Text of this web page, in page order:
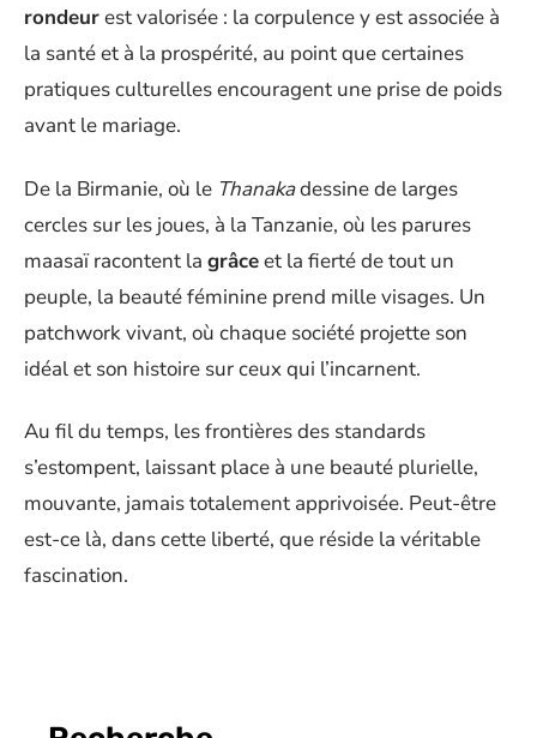
rondeurest valorisée : la corpulence y est associée à
la santé et à la prospérité, au point que certaines
pratiques culturelles encouragent une prise de poids
avant le mariage.
De la Birmanie, où le Thanakadessine de larges
cercles sur les joues, à la Tanzanie, où les parures
maasaï racontent la grâceet la fierté de tout un
peuple, la beauté féminine prend mille visages. Un
patchwork vivant, où chaque société projette son
idéal et son histoire sur ceux qui l’incarnent.
Au fil du temps, les frontières des standards
s’estompent, laissant place à une beauté plurielle,
mouvante, jamais totalement apprivoisée. Peut-être
est-ce là, dans cette liberté, que réside la véritable
fascination.